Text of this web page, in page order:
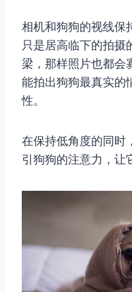
相机和狗狗的视线保
只是居高临下的拍摄
梁，那样照片也都会
能拍出狗狗最真实的
性。
在保持低角度的同时
引狗狗的注意力，让